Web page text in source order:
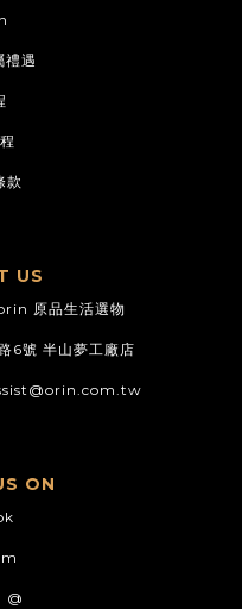
禮遇
款
US
原品生活選物
6號 半山夢工廠店
ON
@